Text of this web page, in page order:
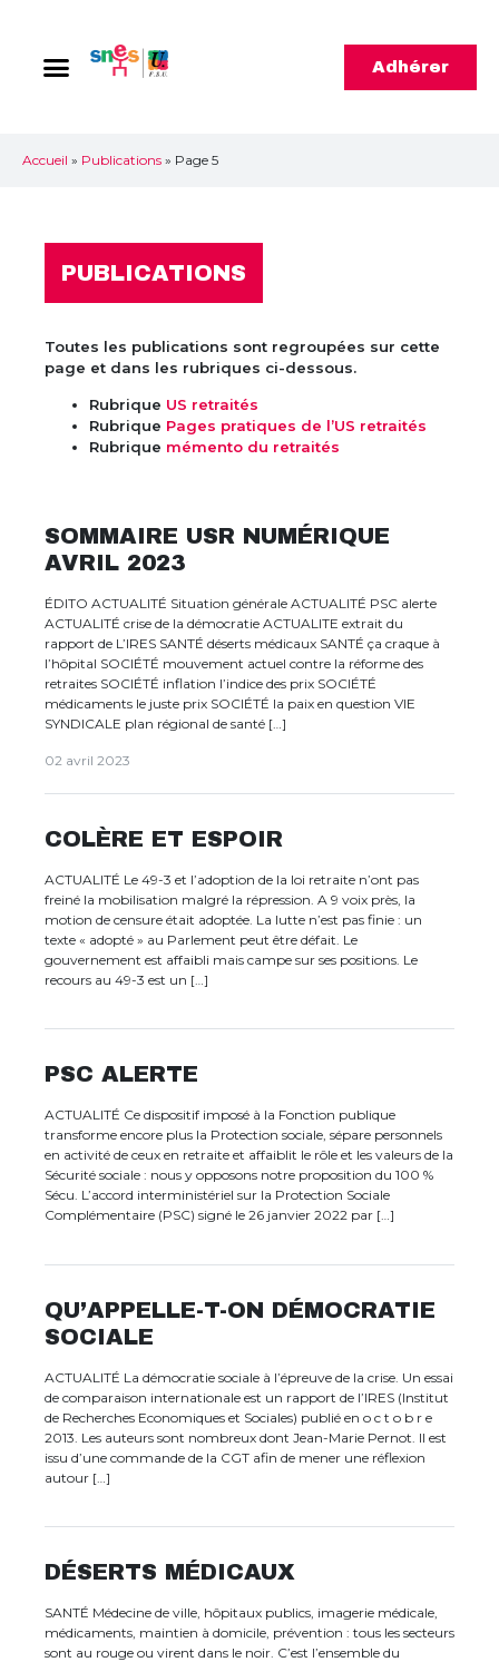
Adhérer
Accueil » Publications » Page 5
PUBLICATIONS
Toutes les publications sont regroupées sur cette
page et dans les rubriques ci-dessous.
Rubrique US retraités
Rubrique Pages pratiques de l’US retraités
Rubrique mémento du retraités
SOMMAIRE USR NUMÉRIQUE
AVRIL 2023
ÉDITO ACTUALITÉ Situation générale ACTUALITÉ PSC alerte
ACTUALITÉ crise de la démocratie ACTUALITE extrait du
rapport de L’IRES SANTÉ déserts médicaux SANTÉ ça craque à
l’hôpital SOCIÉTÉ mouvement actuel contre la réforme des
retraites SOCIÉTÉ inflation l’indice des prix SOCIÉTÉ
médicaments le juste prix SOCIÉTÉ la paix en question VIE
SYNDICALE plan régional de santé […]
02 avril 2023
COLÈRE ET ESPOIR
ACTUALITÉ Le 49-3 et l’adoption de la loi retraite n’ont pas
freiné la mobilisation malgré la répression. A 9 voix près, la
motion de censure était adoptée. La lutte n’est pas finie : un
texte « adopté » au Parlement peut être défait. Le
gouvernement est affaibli mais campe sur ses positions. Le
recours au 49-3 est un […]
PSC ALERTE
ACTUALITÉ Ce dispositif imposé à la Fonction publique
transforme encore plus la Protection sociale, sépare personnels
en activité de ceux en retraite et affaiblit le rôle et les valeurs de la
Sécurité sociale : nous y opposons notre proposition du 100 %
Sécu. L’accord interministériel sur la Protection Sociale
Complémentaire (PSC) signé le 26 janvier 2022 par […]
QU’APPELLE-T-ON DÉMOCRATIE
SOCIALE
ACTUALITÉ La démocratie sociale à l’épreuve de la crise. Un essai
de comparaison internationale est un rapport de l’IRES (Institut
de Recherches Economiques et Sociales) publié en o c t o b r e
2013. Les auteurs sont nombreux dont Jean-Marie Pernot. Il est
issu d’une commande de la CGT afin de mener une réflexion
autour […]
DÉSERTS MÉDICAUX
SANTÉ Médecine de ville, hôpitaux publics, imagerie médicale,
médicaments, maintien à domicile, prévention : tous les secteurs
sont au rouge ou virent dans le noir. C’est l’ensemble du